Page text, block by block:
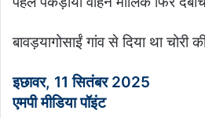
बावड़यागोसाईं गांव से दिया था चोरी
इछावर, 11 सितंबर 2025
एमपी मीडिया पॉइंट